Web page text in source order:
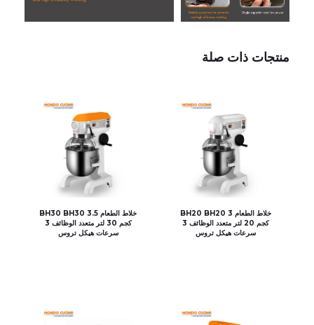
منتجات ذات صلة
خلاط الطعام BH20 BH20 3
كجم 20 لتر متعدد الوظائف 3
سرعات هيكل تروس
خلاط الطعام BH30 BH30 3.5
كجم 30 لتر متعدد الوظائف 3
سرعات هيكل تروس